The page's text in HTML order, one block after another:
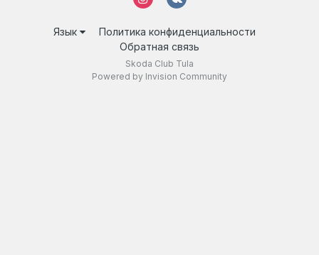
Язык
Политика конфиденциальности
Обратная связь
Skoda Club Tula
Powered by Invision Community